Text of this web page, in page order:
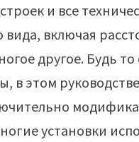
и все
включая
другое. Будь
этом
установки